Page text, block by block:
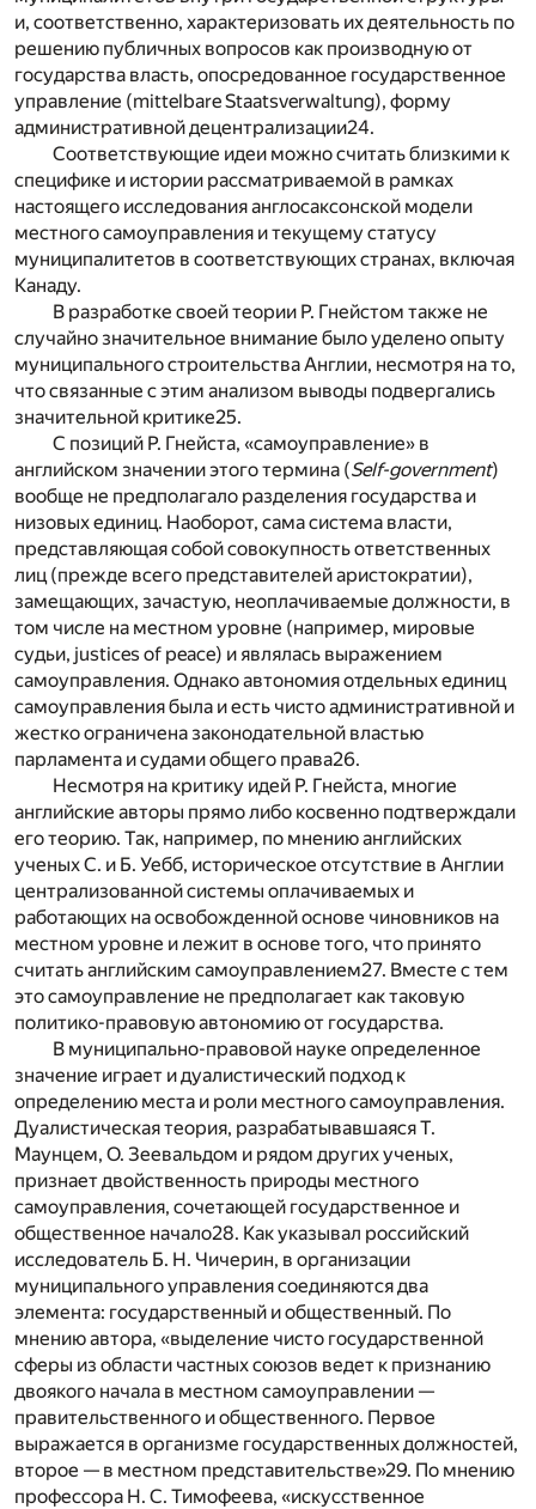
и, соответственно, характеризовать их деятельность по
решению публичных вопросов как производную от
государства власть, опосредованное государственное
управление (mittelbare Staatsverwaltung), форму
административной децентрализации24.
Соответствующие идеи можно считать близкими к
специфике и истории рассматриваемой в рамках
настоящего исследования англосаксонской модели
местного самоуправления и текущему статусу
муниципалитетов в соответствующих странах, включая
Канаду.
В разработке своей теории Р. Гнейстом также не
случайно значительное внимание было уделено опыту
муниципального строительства Англии, несмотря на то,
что связанные с этим анализом выводы подвергались
значительной критике25.
С позиций Р. Гнейста, «самоуправление» в
английском значении этого термина (Self-government)
вообще не предполагало разделения государства и
низовых единиц. Наоборот, сама система власти,
представляющая собой совокупность ответственных
лиц (прежде всего представителей аристократии),
замещающих, зачастую, неоплачиваемые должности, в
том числе на местном уровне (например, мировые
судьи, justices of peace) и являлась выражением
самоуправления. Однако автономия отдельных единиц
самоуправления была и есть чисто административной и
жестко ограничена законодательной властью
парламента и судами общего права26.
Несмотря на критику идей Р. Гнейста, многие
английские авторы прямо либо косвенно подтверждали
его теорию. Так, например, по мнению английских
ученых С. и Б. Уебб, историческое отсутствие в Англии
централизованной системы оплачиваемых и
работающих на освобожденной основе чиновников на
местном уровне и лежит в основе того, что принято
считать английским самоуправлением27. Вместе с тем
это самоуправление не предполагает как таковую
политико-правовую автономию от государства.
В муниципально-правовой науке определенное
значение играет и дуалистический подход к
определению места и роли местного самоуправления.
Дуалистическая теория, разрабатывавшаяся Т.
Маунцем, О. Зеевальдом и рядом других ученых,
признает двойственность природы местного
самоуправления, сочетающей государственное и
общественное начало28. Как указывал российский
исследователь Б. Н. Чичерин, в организации
муниципального управления соединяются два
элемента: государственный и общественный. По
мнению автора, «выделение чисто государственной
сферы из области частных союзов ведет к признанию
двоякого начала в местном самоуправлении —
правительственного и общественного. Первое
выражается в организме государственных должностей,
второе — в местном представительстве»29. По мнению
профессора Н. С. Тимофеева, «искусственное